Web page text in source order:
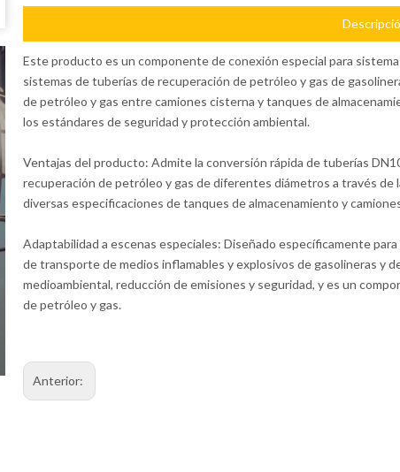
Este producto es un componente de conexión especial para
sistemas de tuberías de recuperación de petróleo y gas de
de petróleo y gas entre camiones cisterna y tanques de
los estándares de seguridad y protección ambiental.
Ventajas del producto: Admite la conversión rápida de tuberías
recuperación de petróleo y gas de diferentes diámetros a través
diversas especificaciones de tanques de almacenamiento y
Adaptabilidad a escenas especiales: Diseñado específicamente
de transporte de medios inflamables y explosivos de gasolineras y
medioambiental, reducción de emisiones y seguridad, y es un
de petróleo y gas.
Anterior: